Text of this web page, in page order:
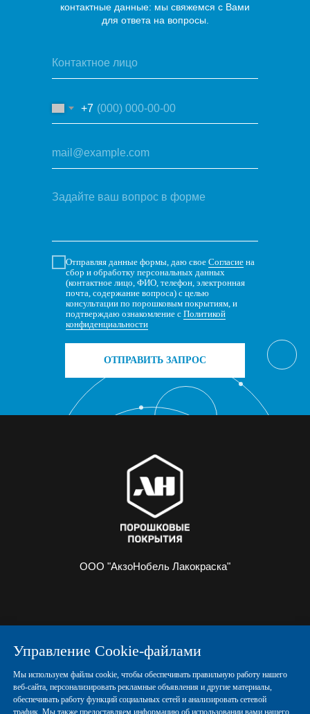
Управление Cookie-файлами
Мы используем файлы cookie, чтобы обеспечивать правильную работу нашего
веб-сайта, персонализировать рекламные объявления и другие материалы,
обеспечивать работу функций социальных сетей и анализировать сетевой
контактные данные: мы свяжемся с Вами
для ответа на вопросы.
+7
Отправляя данные формы, даю свое Согласие на
сбор и обработку персональных данных
(контактное лицо, ФИО, телефон, электронная
почта, содержание вопроса) с целью
консультации по порошковым покрытиям, и
подтверждаю ознакомление с Политикой
конфиденциальности
ОТПРАВИТЬ ЗАПРОС
ООО "АкзоНобель Лакокраска"
ПОРОШКОВЫЕ КРАСКИ КОНТАКТЫ